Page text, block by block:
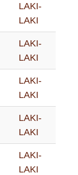
LAKI-
LAKI
LAKI-
LAKI
LAKI-
LAKI
LAKI-
LAKI
LAKI-
LAKI